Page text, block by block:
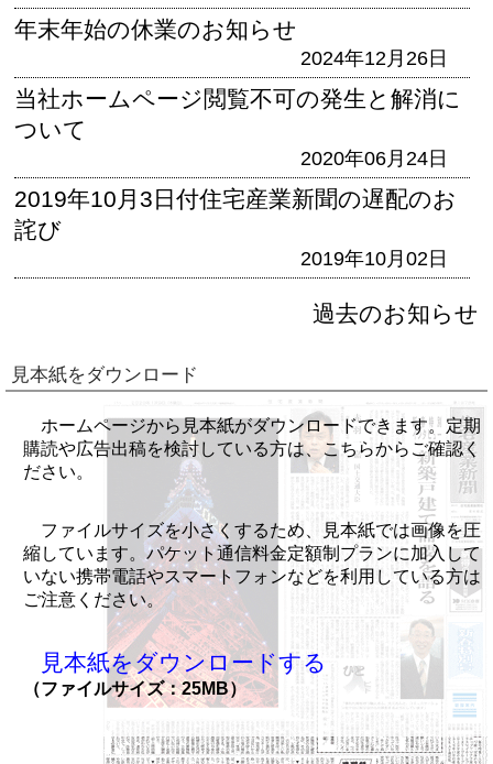
年末年始の休業のお知らせ
2024年12月26日
当社ホームページ閲覧不可の発生と解消に
ついて
2020年06月24日
2019年10月3日付住宅産業新聞の遅配のお
詫び
2019年10月02日
過去のお知らせ
見本紙をダウンロード
ホームページから見本紙がダウンロードできます。定期
購読や広告出稿を検討している方は、こちらからご確認く
ださい。
ファイルサイズを小さくするため、見本紙では画像を圧
縮しています。パケット通信料金定額制プランに加入して
いない携帯電話やスマートフォンなどを利用している方は
ご注意ください。
見本紙をダウンロードする
（ファイルサイズ：25MB）